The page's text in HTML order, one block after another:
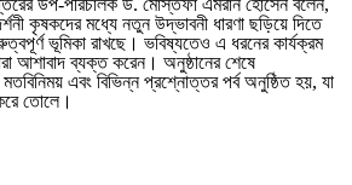
উপ-পরিচালক ড. মোস্তফা এমরান হোসেন বলেন,
কৃষকদের মধ্যে নতুন উদ্ভাবনী ধারণা ছড়িয়ে দিতে
ভূমিকা রাখছে। ভবিষ্যতেও এ ধরনের কার্যক্রম
আশাবাদ ব্যক্ত করেন। অনুষ্ঠানের শেষে
এবং বিভিন্ন প্রশ্নোত্তর পর্ব অনুষ্ঠিত হয়, যা
তোলে।